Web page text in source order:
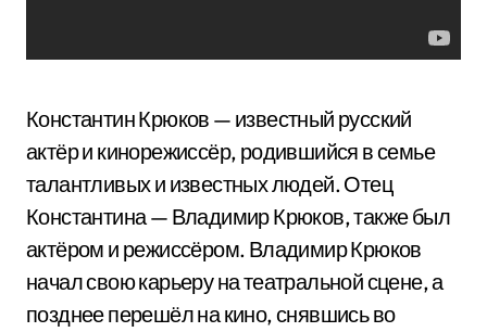
Константин Крюков — известный русский
актёр и кинорежиссёр, родившийся в семье
талантливых и известных людей. Отец
Константина — Владимир Крюков, также был
актёром и режиссёром. Владимир Крюков
начал свою карьеру на театральной сцене, а
позднее перешёл на кино, снявшись во